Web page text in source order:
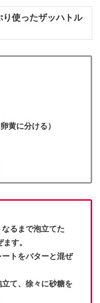
使ったザッハトル
黄に分ける）
るまで泡立てた
す。
トをバターと混ぜ
て、徐々に砂糖を